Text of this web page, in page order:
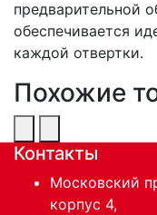
предварительной
обеспечивается
каждой отвертки.
Похожие
Контакты
Московский
корпус 4,